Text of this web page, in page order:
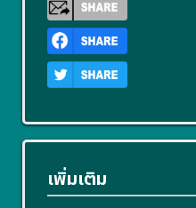
เพิ่มเติม